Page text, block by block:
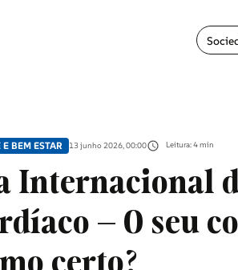
BEM ESTAR 13 junho 2026, 00:00 Leitura: 4 min
Internacional
– O seu